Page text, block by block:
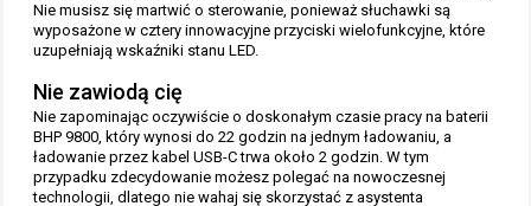
Nie musisz się martwić o sterowanie, ponieważ słuchawki są
wyposażone w cztery innowacyjne przyciski wielofunkcyjne, które
uzupełniają wskaźniki stanu LED.
Nie zawiodą cię
Nie zapominając oczywiście o doskonałym czasie pracy na baterii
BHP 9800, który wynosi do 22 godzin na jednym ładowaniu, a
ładowanie przez kabel USB-C trwa około 2 godzin. W tym
przypadku zdecydowanie możesz polegać na nowoczesnej
technologii, dlatego nie wahaj się skorzystać z asystenta